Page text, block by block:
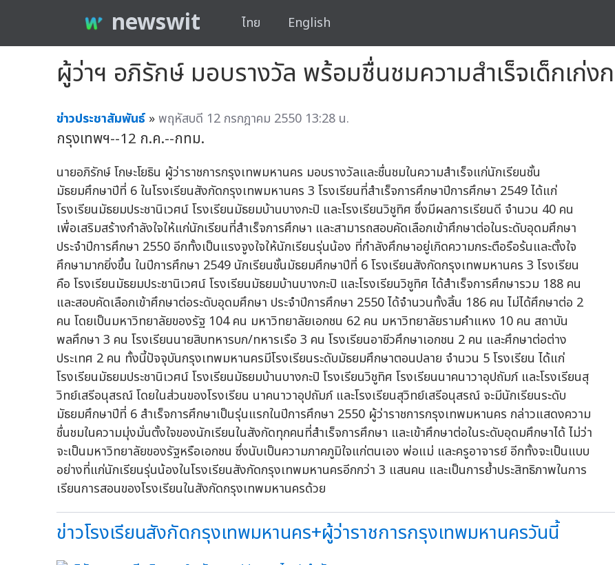
newswit ไทย English
ผู้ว่าฯ อภิรักษ์ มอบรางวัล พร้อมชื่นชมความสำเร็จเด็กเก่ง
ข่าวประชาสัมพันธ์ »พฤหัสบดี 12 กรกฎาคม 2550 13:28 น.
กรุงเทพฯ--12 ก.ค.--กทม.
นายอภิรักษ์ โกษะโยธิน ผู้ว่าราชการกรุงเทพมหานคร มอบรางวัลและชื่นชมในความสำเร็จแก่นักเรียนชั้น
มัธยมศึกษาปีที่ 6 ในโรงเรียนสังกัดกรุงเทพมหานคร 3 โรงเรียนที่สำเร็จการศึกษาปีการศึกษา 2549 ได้แก่
โรงเรียนมัธยมประชานิเวศน์ โรงเรียนมัธยมบ้านบางกะปิ และโรงเรียนวิชูทิศ ซึ่งมีผลการเรียนดี จำนวน 40 คน
เพื่อเสริมสร้างกำลังใจให้แก่นักเรียนที่สำเร็จการศึกษา และสามารถสอบคัดเลือกเข้าศึกษาต่อในระดับอุดมศึกษา
ประจำปีการศึกษา 2550 อีกทั้งเป็นแรงจูงใจให้นักเรียนรุ่นน้อง ที่กำลังศึกษาอยู่เกิดความกระตือรือร้นและตั้งใจ
ศึกษามากยิ่งขึ้น ในปีการศึกษา 2549 นักเรียนชั้นมัธยมศึกษาปีที่ 6 โรงเรียนสังกัดกรุงเทพมหานคร 3 โรงเรียน
คือ โรงเรียนมัธยมประชานิเวศน์ โรงเรียนมัธยมบ้านบางกะปิ และโรงเรียนวิชูทิศ ได้สำเร็จการศึกษารวม 188 คน
และสอบคัดเลือกเข้าศึกษาต่อระดับอุดมศึกษา ประจำปีการศึกษา 2550 ได้จำนวนทั้งสิ้น 186 คน ไม่ได้ศึกษาต่อ 2
คน โดยเป็นมหาวิทยาลัยของรัฐ 104 คน มหาวิทยาลัยเอกชน 62 คน มหาวิทยาลัยรามคำแหง 10 คน สถาบัน
พลศึกษา 3 คน โรงเรียนนายสิบทหารบก/ทหารเรือ 3 คน โรงเรียนอาชีวศึกษาเอกชน 2 คน และศึกษาต่อต่าง
ประเทศ 2 คน ทั้งนี้ปัจจุบันกรุงเทพมหานครมีโรงเรียนระดับมัธยมศึกษาตอนปลาย จำนวน 5 โรงเรียน ได้แก่
โรงเรียนมัธยมประชานิเวศน์ โรงเรียนมัธยมบ้านบางกะปิ โรงเรียนวิชูทิศ โรงเรียนนาคนาวาอุปถัมภ์ และโรงเรียนสุ
วิทย์เสรีอนุสรณ์ โดยในส่วนของโรงเรียน นาคนาวาอุปถัมภ์ และโรงเรียนสุวิทย์เสรีอนุสรณ์ จะมีนักเรียนระดับ
มัธยมศึกษาปีที่ 6 สำเร็จการศึกษาเป็นรุ่นแรกในปีการศึกษา 2550 ผู้ว่าราชการกรุงเทพมหานคร กล่าวแสดงความ
ชื่นชมในความมุ่งมั่นตั้งใจของนักเรียนในสังกัดทุกคนที่สำเร็จการศึกษา และเข้าศึกษาต่อในระดับอุดมศึกษาได้ ไม่ว่า
จะเป็นมหาวิทยาลัยของรัฐหรือเอกชน ซึ่งนับเป็นความภาคภูมิใจแก่ตนเอง พ่อแม่ และครูอาจารย์ อีกทั้งจะเป็นแบบ
อย่างที่แก่นักเรียนรุ่นน้องในโรงเรียนสังกัดกรุงเทพมหานครอีกกว่า 3 แสนคน และเป็นการย้ำประสิทธิภาพในการ
เรียนการสอนของโรงเรียนในสังกัดกรุงเทพมหานครด้วย
ข่าวโรงเรียนสังกัดกรุงเทพมหานคร+ผู้ว่าราชการกรุงเทพมหานครวันนี้